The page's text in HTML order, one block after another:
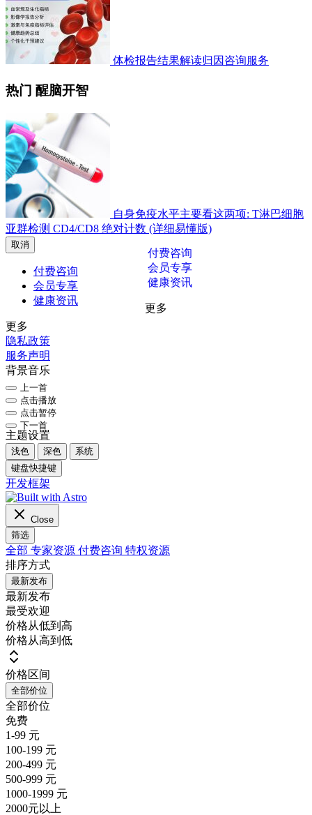
体检报告结果解读归因咨询服务
热门 醒脑开智
自身免疫水平主要看这两项: T淋巴细胞
亚群检测 CD4/CD8 绝对计数 (详细易懂版)
取消
付费咨询
付费咨询
会员专享
会员专享
健康资讯
健康资讯
更多
更多
隐私政策
服务声明
背景音乐
上一首
点击播放
点击暂停
下一首
主题设置
浅色 深色
系统
键盘快捷键
开发框架
Close
筛选
全部 专家资源 付费咨询 特权资源
排序方式
最新发布
最新发布
最受欢迎
价格从低到高
价格从高到低
价格区间
全部价位
全部价位
免费
1-99 元
100-199 元
200-499 元
500-999 元
1000-1999 元
2000元以上